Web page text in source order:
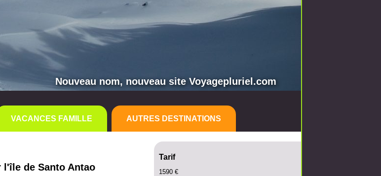
Nouveau nom, nouveau site Voyagepluriel.com
VACANCES FAMILLE AUTRES DESTINATIONS
l'île de Santo Antao
Tarif
1590 €